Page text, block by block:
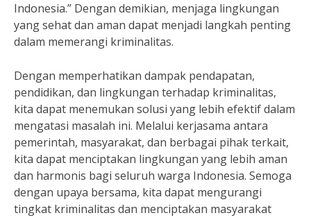
Indonesia.” Dengan demikian, menjaga lingkungan
yang sehat dan aman dapat menjadi langkah penting
dalam memerangi kriminalitas.
Dengan memperhatikan dampak pendapatan,
pendidikan, dan lingkungan terhadap kriminalitas,
kita dapat menemukan solusi yang lebih efektif dalam
mengatasi masalah ini. Melalui kerjasama antara
pemerintah, masyarakat, dan berbagai pihak terkait,
kita dapat menciptakan lingkungan yang lebih aman
dan harmonis bagi seluruh warga Indonesia. Semoga
dengan upaya bersama, kita dapat mengurangi
tingkat kriminalitas dan menciptakan masyarakat